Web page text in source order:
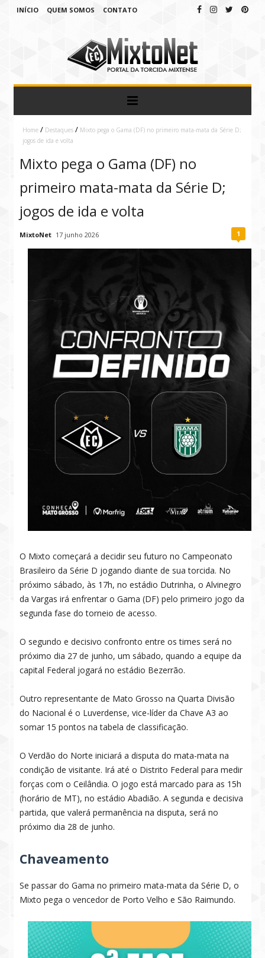
INÍCIO QUEM SOMOS CONTATO
Home / Destaques / Mixto pega o Gama (DF) no primeiro mata-mata da Série D;
jogos de ida e volta
Mixto pega o Gama (DF) no
primeiro mata-mata da Série D;
jogos de ida e volta
MixtoNet 17 junho 2026 1
O Mixto começará a decidir seu futuro no Campeonato
Brasileiro da Série D jogando diante de sua torcida. No
próximo sábado, às 17h, no estádio Dutrinha, o Alvinegro
da Vargas irá enfrentar o Gama (DF) pelo primeiro jogo da
segunda fase do torneio de acesso.
O segundo e decisivo confronto entre os times será no
próximo dia 27 de junho, um sábado, quando a equipe da
capital Federal jogará no estádio Bezerrão.
Outro representante de Mato Grosso na Quarta Divisão
do Nacional é o Luverdense, vice-líder da Chave A3 ao
somar 15 pontos na tabela de classificação.
O Verdão do Norte iniciará a disputa do mata-mata na
condição de visitante. Irá até o Distrito Federal para medir
forças com o Ceilândia. O jogo está marcado para as 15h
(horário de MT), no estádio Abadião. A segunda e decisiva
partida, que valerá permanência na disputa, será no
próximo dia 28 de junho.
Chaveamento
Se passar do Gama no primeiro mata-mata da Série D, o
Mixto pega o vencedor de Porto Velho e São Raimundo.